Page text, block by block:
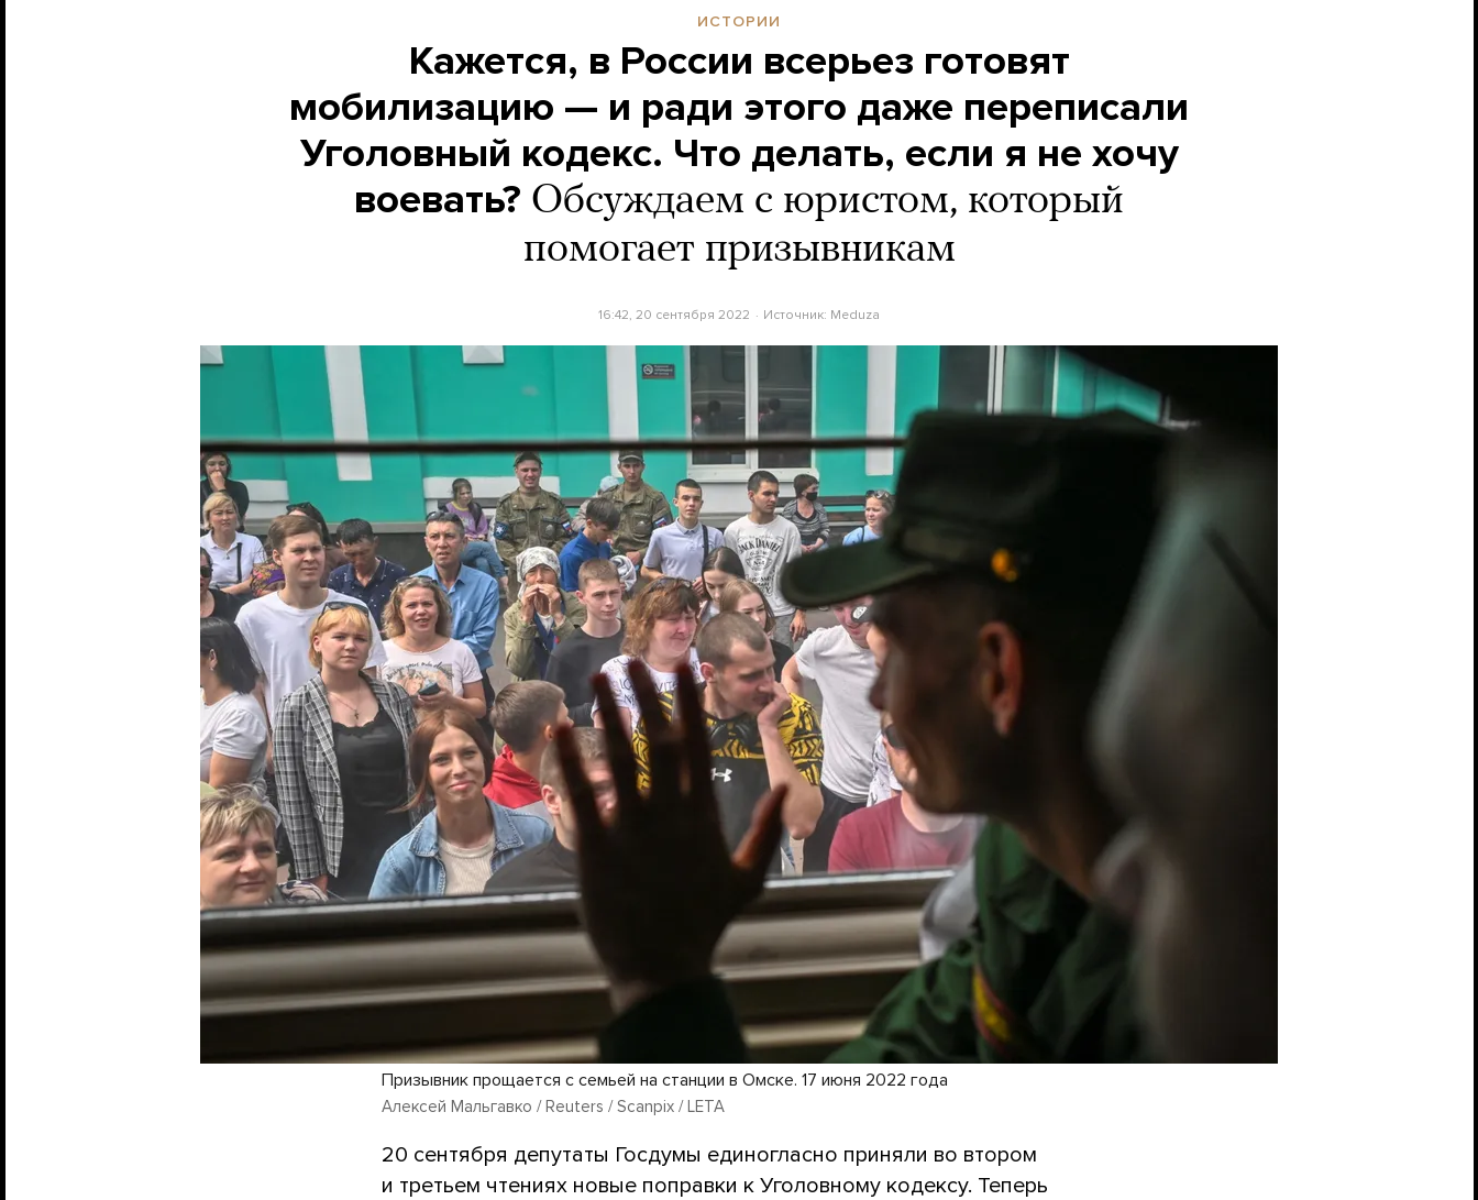
ИСТОРИИ
Кажется, в России всерьез готовят
мобилизацию — и ради этого даже переписали
Уголовный кодекс. Что делать, если я не хочу
воевать? Обсуждаем с юристом, который
помогает призывникам
16:42, 20 сентября 2022 Источник: Meduza
Призывник прощается с семьей на станции в Омске. 17 июня 2022 года
Алексей Мальгавко / Reuters / Scanpix / LETA
20 сентября депутаты Госдумы единогласно приняли во втором
и третьем чтениях новые поправки к Уголовному кодексу. Теперь